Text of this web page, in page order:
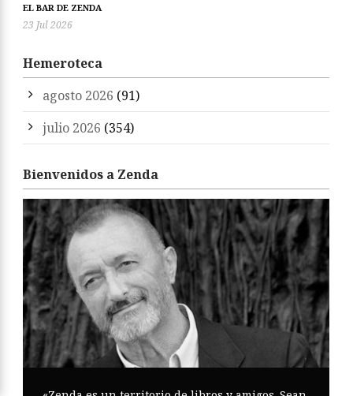
EL BAR DE ZENDA
23 Jul 2026
Hemeroteca
agosto 2026 (91)
julio 2026 (354)
Bienvenidos a Zenda